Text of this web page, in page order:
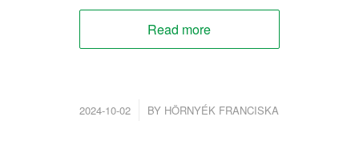
Read more
2024-10-02
/ BY HÖRNYÉK FRANCISKA